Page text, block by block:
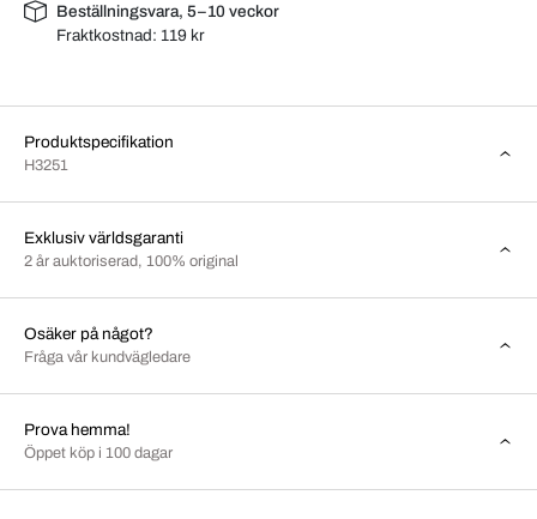
Beställningsvara, 5–10 veckor
Fraktkostnad: 119 kr
Produktspecifikation
H3251
Exklusiv världsgaranti
2 år auktoriserad, 100% original
Osäker på något?
Fråga vår kundvägledare
Prova hemma!
Öppet köp i 100 dagar